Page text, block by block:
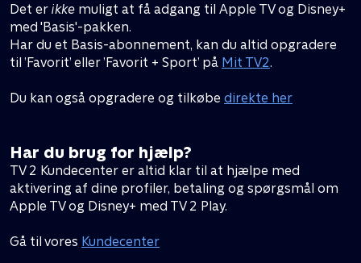
Det er ikke muligt at få adgang til Apple TV og Disney+
med 'Basis'-pakken.
Har du et Basis-abonnement, kan du altid opgradere
til ’Favorit’ eller ’Favorit + Sport’ på Mit TV2.
Du kan også opgradere og tilkøbe direkte her
Har du brug for hjælp?
TV 2 Kundecenter er altid klar til at hjælpe med
aktivering af dine profiler, betaling og spørgsmål om
Apple TV og Disney+ med TV 2 Play.
Gå til vores Kundecenter